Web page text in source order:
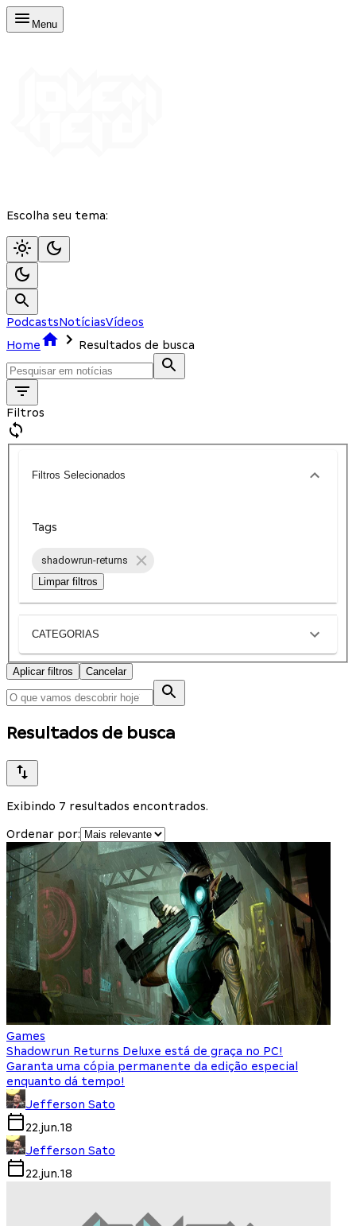
Menu
Escolha seu tema:
PodcastsNotíciasVídeos
Home
Resultados de busca
Filtros
Filtros Selecionados
Tags
shadowrun-returns
Limpar filtros
CATEGORIAS
Aplicar filtros Cancelar
Resultados de busca
Exibindo 7 resultados encontrados.
Ordenar por:
Games
Shadowrun Returns Deluxe está de graça no PC!
Garanta uma cópia permanente da edição especial
enquanto dá tempo!
Jefferson Sato
22.jun.18
Jefferson Sato
22.jun.18